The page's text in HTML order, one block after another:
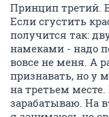
Принцип третий.
Если сгустить
получится так:
намеками - надо
вовсе не меня. А
признавать, но у
на третьем
зарабатываю. На